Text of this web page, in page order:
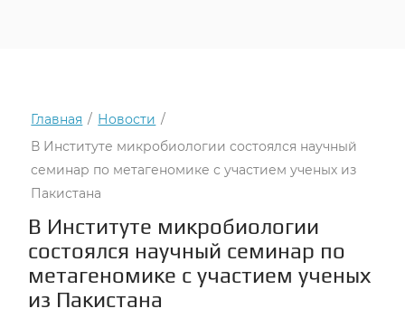
Главная / Новости /
В Институте микробиологии состоялся научный
семинар по метагеномике с участием ученых из
Пакистана
В Институте микробиологии
состоялся научный семинар по
метагеномике с участием ученых
из Пакистана